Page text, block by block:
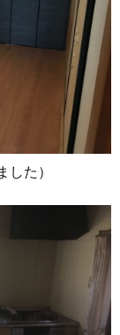
した）